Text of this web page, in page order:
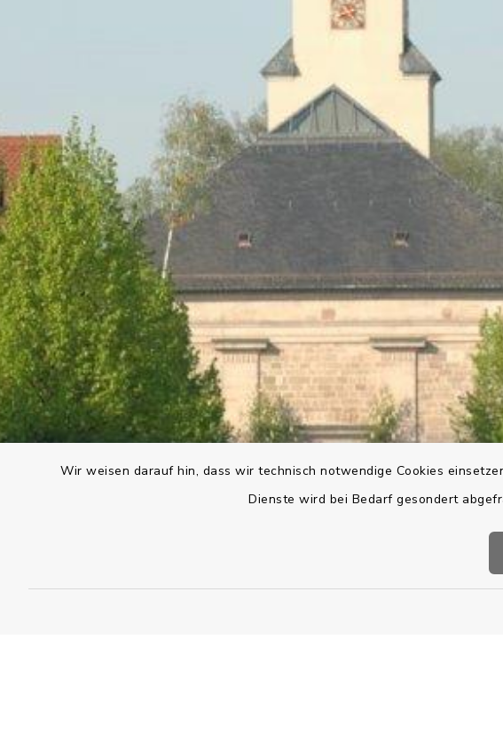
Wir weisen darauf hin, dass wir technisch notwendige Cookies
Dienste wird bei Bedarf gesondert